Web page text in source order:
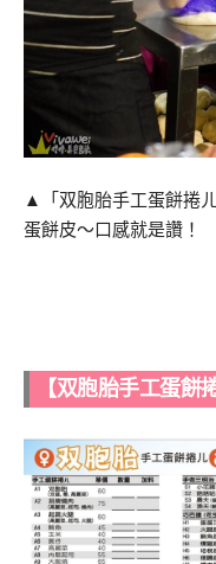
▲「双胞胎手工蛋餅捲
蛋餅皮～口感就是讚！
【双胞胎手工蛋餅